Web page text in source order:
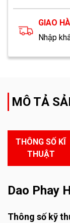
GIAO
Nhập
MÔ TẢ
THÔNG SỐ KĨ
THUẬT
Dao Phay
Thông số kỹ